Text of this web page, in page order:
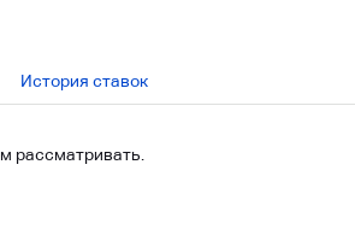
История ставок
рассматривать.